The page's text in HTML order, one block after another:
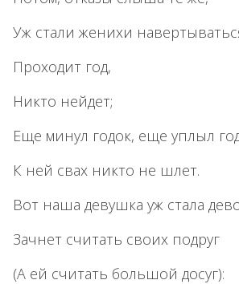
Уж стали женихи
Проходит год,
Никто нейдет;
Еще минул годок, еще уплыл
К ней свах никто не шлет.
Вот наша девушка уж стала
Зачнет считать своих подруг
(А ей считать большой досуг):